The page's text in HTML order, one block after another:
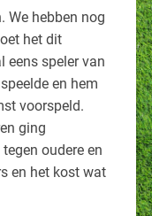
We hebben nog
het dit
eens speler van
en hem
voorspeld.
ging
oudere en
en het kost wat